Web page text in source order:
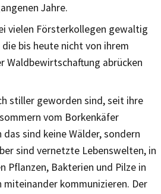
Jahre.
vielen Försterkollegen gewaltig
bis heute nicht von ihrem
Waldbewirtschaftung abrücken
stiller geworden sind, seit ihre
vom Borkenkäfer
sind keine Wälder, sondern
sind vernetzte Lebenswelten, in
Pflanzen, Bakterien und Pilze in
kommunizieren. Der